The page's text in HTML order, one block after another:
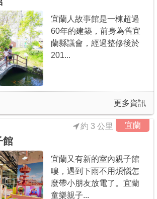
宜蘭人故事館是一棟超過
60年的建築，前身為舊宜
蘭縣議會，經過整修後於
201...
更多資訊
宜蘭
館
約 3 公里
宜蘭又有新的室內親子館
嘍，遇到下雨不用煩惱怎
麼帶小朋友放電了。宜蘭
童樂親子...